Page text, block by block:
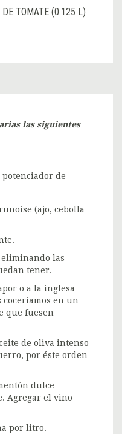
DE TOMATE (0.125 L)
las siguientes
de
(ajo, cebolla
eliminando las
tener.
o a la inglesa
coceríamos en un
que fuesen
de oliva intenso
por éste orden
dulce
Agregar el vino
por litro.